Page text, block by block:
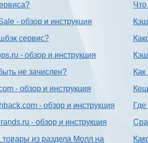
- обзор и инструкция
сервис?
- обзор и инструкция
не зачислен?
- обзор и инструкция
- обзор и инструкция
- обзор и инструкция
товары из раздела Молл на
Что